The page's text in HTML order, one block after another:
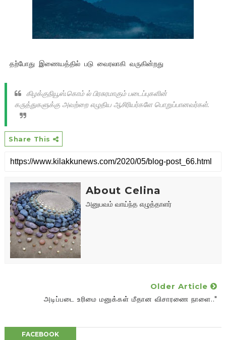
தற்போது இணையத்தில் படு வைரலாகி வருகின்றது
கிழக்குநியூஸ்.கொம் ல் பிரசுரமாகும் படைப்புகளின்
கருத்துகளுக்கு அவற்றை எழுதிய ஆசிரியர்களே பொறுப்பானவர்கள்.
Share This
About Celina
அனுபவம் வாய்ந்த எழுத்தாளர்
Older Article
அடிப்படை உரிமை மனுக்கள் மீதான விசாரணை நாளை.."
FACEBOOK